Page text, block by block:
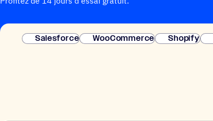
Salesforce
WooCommerce Shopify